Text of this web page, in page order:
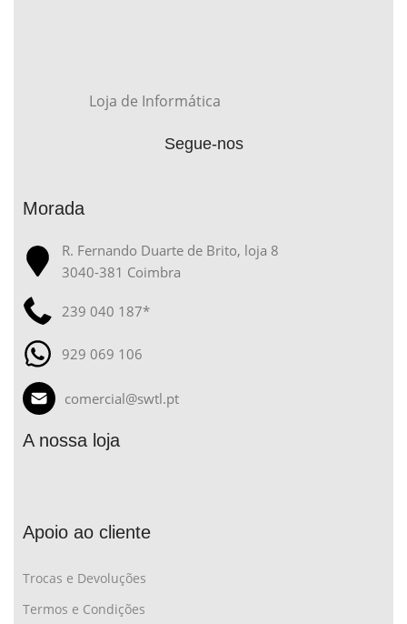
Loja de Informática
Segue-nos
Morada
R. Fernando Duarte de Brito, loja 8
3040-381 Coimbra
239 040 187*
929 069 106
comercial@swtl.pt
A nossa loja
Apoio ao cliente
Trocas e Devoluções
Termos e Condições